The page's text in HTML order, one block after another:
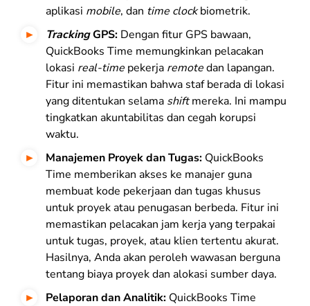
aplikasi mobile, dan time clockbiometrik.
TrackingGPS: Dengan fitur GPS bawaan,
QuickBooks Time memungkinkan pelacakan
lokasi real-time pekerja remotedan lapangan.
Fitur ini memastikan bahwa staf berada di lokasi
yang ditentukan selama shiftmereka. Ini mampu
tingkatkan akuntabilitas dan cegah korupsi
waktu.
Manajemen Proyek dan Tugas: QuickBooks
Time memberikan akses ke manajer guna
membuat kode pekerjaan dan tugas khusus
untuk proyek atau penugasan berbeda. Fitur ini
memastikan pelacakan jam kerja yang terpakai
untuk tugas, proyek, atau klien tertentu akurat.
Hasilnya, Anda akan peroleh wawasan berguna
tentang biaya proyek dan alokasi sumber daya.
Pelaporan dan Analitik: QuickBooks Time